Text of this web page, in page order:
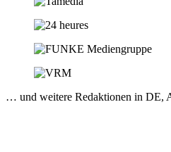
… und weitere Redaktionen in DE,